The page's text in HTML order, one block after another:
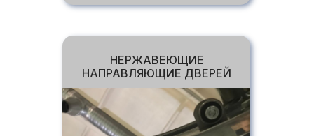
НЕРЖАВЕЮЩИЕ
НАПРАВЛЯЮЩИЕ ДВЕРЕЙ